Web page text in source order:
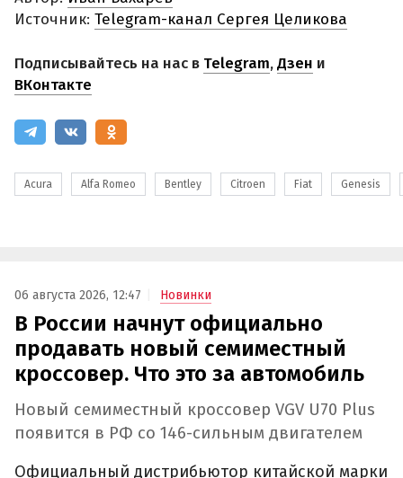
Источник: Telegram-канал Сергея Целикова
Подписывайтесь на нас в Telegram,Дзен и
ВКонтакте
Acura Alfa Romeo Bentley Citroen Fiat Genesis
06 августа 2026, 12:47 Новинки
В России начнут официально
продавать новый семиместный
кроссовер. Что это за автомобиль
Новый семиместный кроссовер VGV U70 Plus
появится в РФ со 146-сильным двигателем
Официальный дистрибьютор китайской марки